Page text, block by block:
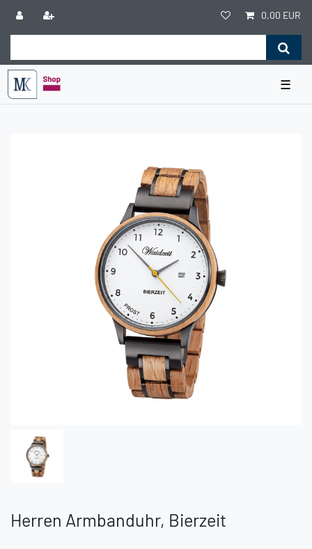
0,00 EUR
☰
Herren Armbanduhr, Bierzeit